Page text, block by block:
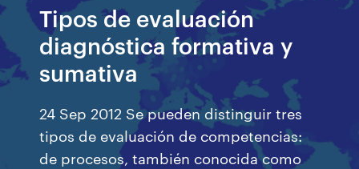
Tipos de evaluación
diagnóstica formativa y
sumativa
24 Sep 2012 Se pueden distinguir tres
tipos de evaluación de competencias:
de procesos, también conocida como